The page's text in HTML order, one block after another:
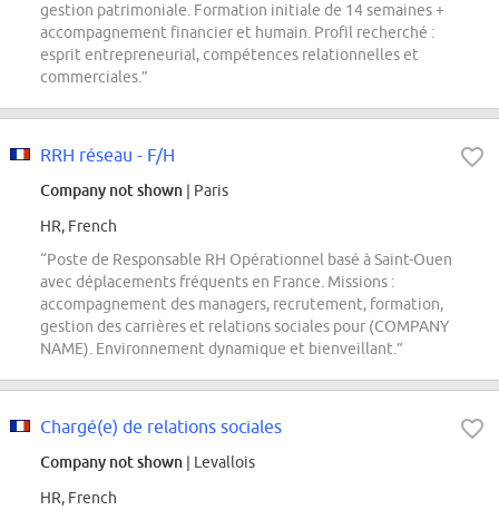
gestion patrimoniale. Formation initiale de 14 semaines +
accompagnement financier et humain. Profil recherché :
esprit entrepreneurial, compétences relationnelles et
commerciales.”
RRH réseau - F/H
Company not shown | Paris
HR, French
“Poste de Responsable RH Opérationnel basé à Saint-Ouen
avec déplacements fréquents en France. Missions :
accompagnement des managers, recrutement, formation,
gestion des carrières et relations sociales pour (COMPANY
NAME). Environnement dynamique et bienveillant.”
Chargé(e) de relations sociales
Company not shown | Levallois
HR, French